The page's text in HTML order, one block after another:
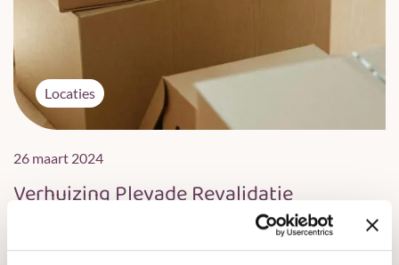
Locaties
26 maart 2024
Verhuizing Pleyade Revalidatie